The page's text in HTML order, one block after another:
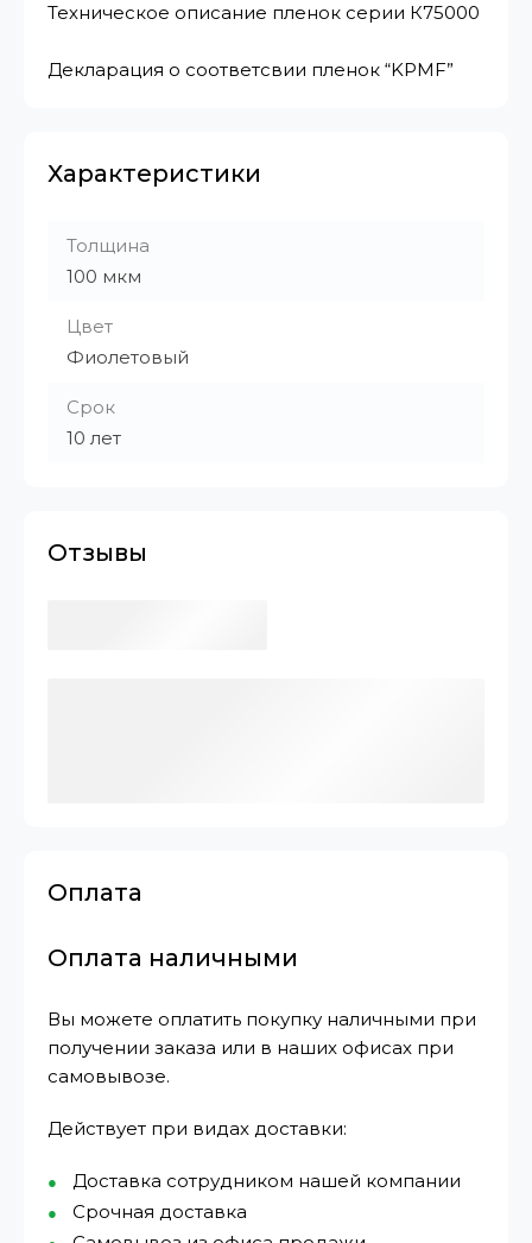
Техническое описание пленок серии К75000
Декларация о соответсвии пленок “KPMF”
Характеристики
Толщина
100 мкм
Цвет
Фиолетовый
Срок
10 лет
Отзывы
Оплата
Оплата наличными
Вы можете оплатить покупку наличными при
получении заказа или в наших офисах при
самовывозе.
Действует при видах доставки:
Доставка сотрудником нашей компании
Срочная доставка